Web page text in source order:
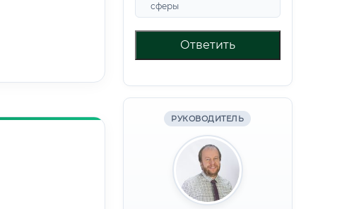
сферы
Ответить
РУКОВОДИТЕЛЬ